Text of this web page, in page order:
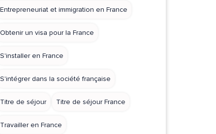
Entrepreneuriat et immigration en France
Obtenir un visa pour la France
S'installer en France
S'intégrer dans la société française
Titre de séjour Titre de séjour France
Travailler en France